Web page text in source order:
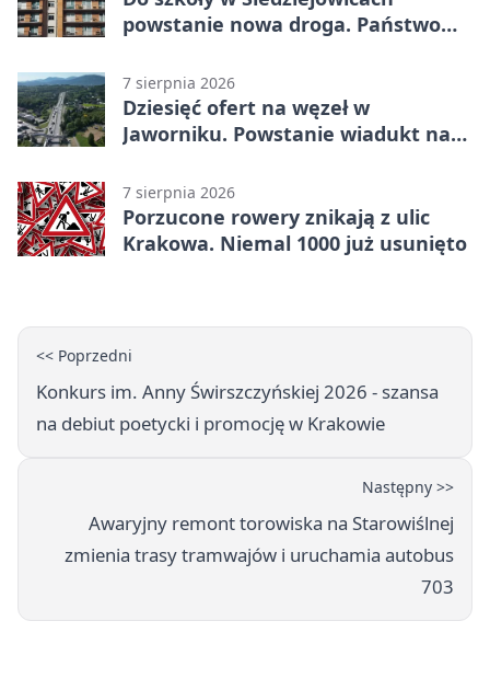
powstanie nowa droga. Państwo
7 sierpnia 2026
Dziesięć ofert na węzeł w
Jaworniku. Powstanie wiadukt nad
7 sierpnia 2026
Porzucone rowery znikają z ulic
Krakowa. Niemal 1000 już usunięto
<< Poprzedni
Konkurs im. Anny Świrszczyńskiej 2026 - szansa
na debiut poetycki i promocję w Krakowie
Następny >>
Awaryjny remont torowiska na Starowiślnej
zmienia trasy tramwajów i uruchamia autobus
703